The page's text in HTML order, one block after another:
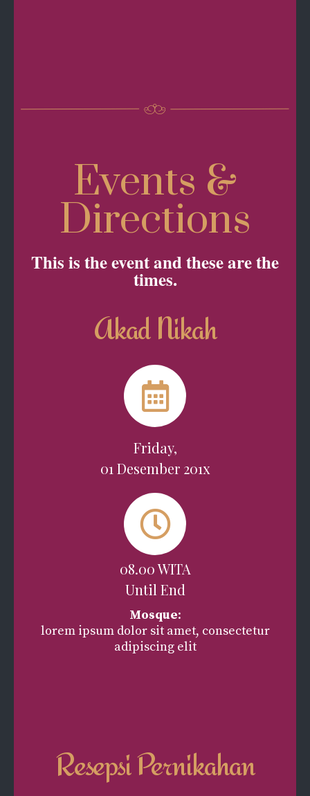
Events &
Directions
This is the event and these are the
times.
Akad Nikah
Friday,
01 Desember 201x
08.00 WITA
Until End
Mosque:
lorem ipsum dolor sit amet, consectetur
adipiscing elit
Resepsi Pernikahan